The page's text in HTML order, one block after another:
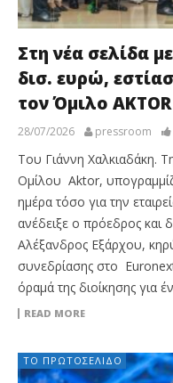
Στη νέα σελίδα
δισ. ευρώ,
τον Όμιλο AKTOR
28/07/2026 pressroom
Του Γιάννη Χαλκιαδάκη.
Ομίλου Aktor,
ημέρα τόσο για την
ανέδειξε ο πρόεδρος
Αλέξανδρος Εξάρχου,
συνεδρίασης στο
όραμά της διοίκησης για
READ MORE
ΤΟ ΠΡΩΤΟΣΈΛΙΔΟ